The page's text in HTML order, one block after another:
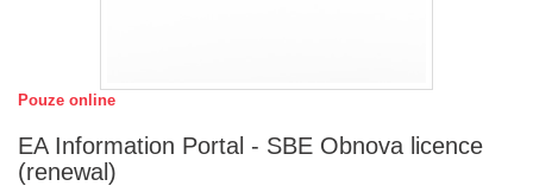
Pouze online
EA Information Portal - SBE Obnova licence
(renewal)